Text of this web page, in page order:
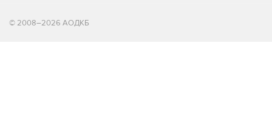
© 2008–2026 АОДКБ